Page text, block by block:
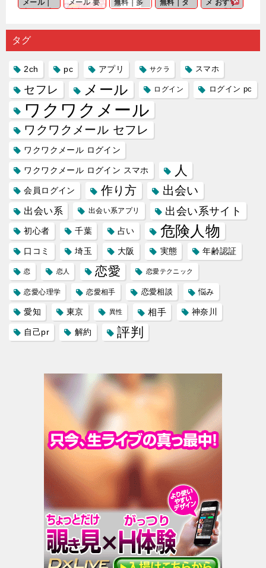
メール｜
り会った
人に軽...
メール 要
するので
無料｜多
プリの内
無料｜タ
る人に恋
メ おすす
雑で素人
タグ
2ch pc アプリ サクラ スマホ
セフレ メール ログイン ログイン pc
ワクワクメール
ワクワクメール セフレ
ワクワクメール ログイン
ワクワクメール ログイン スマホ 人
会員ログイン 作り方 出会い
出会い系 出会い系アプリ 出会い系サイト
初心者 千葉 占い 危険人物
口コミ 埼玉 大阪 実態 年齢認証
恋 恋人 恋愛 恋愛テクニック
恋愛心理学 恋愛相手 恋愛相談 悩み
愛知 東京 異性 相手 神奈川
自己pr 解約 評判